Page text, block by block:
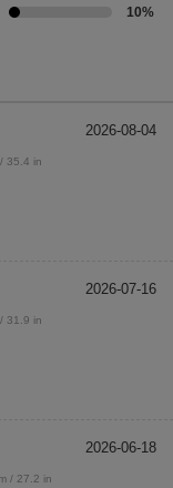
10%
2026-08-04
35.4 in
2026-07-16
31.9 in
2026-06-18
/ 27.2 in